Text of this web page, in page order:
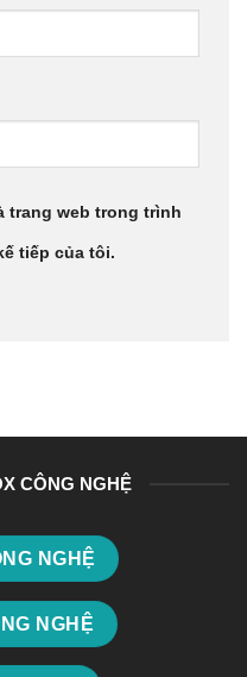
trang web trong trình
tiếp của tôi.
CÔNG NGHỆ
NGHỆ
NGHỆ